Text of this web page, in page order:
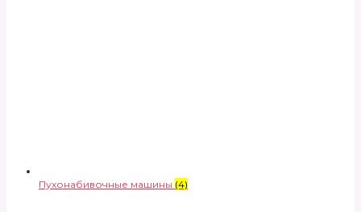
Пухонабивочные машины (4)